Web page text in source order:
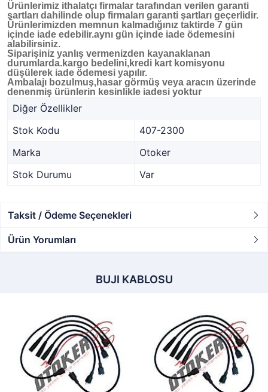
Ürünlerimiz ithalatçı firmalar tarafından verilen garanti
şartları dahilinde olup firmaları garanti şartları geçerlidir.
Ürünlerimizden memnun kalmadığınız taktirde 7 gün
içinde iade edebilir.aynı gün içinde iade ödemesini
alabilirsiniz.
Siparişiniz yanlış vermenizden kayanaklanan
durumlarda.kargo bedelini,kredi kart komisyonu
düşülerek iade ödemesi yapılır.
Ambalajı bozulmuş,hasar görmüş veya aracın üzerinde
denenmiş ürünlerin kesinlikle iadesi yoktur
Diğer Özellikler
Stok Kodu
407-2300
Marka
Otoker
Stok Durumu
Var
Taksit / Ödeme Seçenekleri
Ürün Yorumları
BUJI KABLOSU